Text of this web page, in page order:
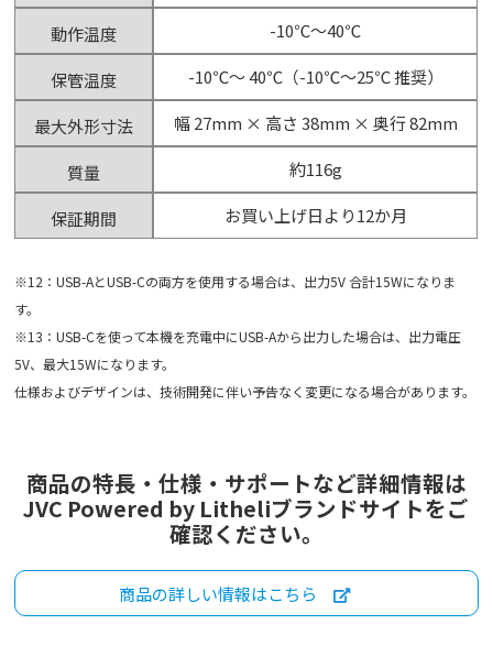
動作温度 -10℃～40℃
保管温度 -10℃～ 40℃（-10℃～25℃ 推奨）
最大外形寸法 幅 27mm × 高さ 38mm × 奥行 82mm
質量 約116g
保証期間 お買い上げ日より12か月
※12：USB-AとUSB-Cの両方を使用する場合は、出力5V 合計15Wになりま
す。
※13：USB-Cを使って本機を充電中にUSB-Aから出力した場合は、出力電圧
5V、最大15Wになります。
仕様およびデザインは、技術開発に伴い予告なく変更になる場合があります。
商品の特長・仕様・サポートなど詳細情報は
JVC Powered by Litheliブランドサイトをご
確認ください。
商品の詳しい情報はこちら